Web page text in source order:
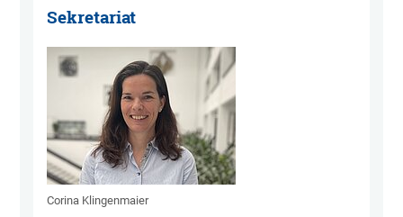
Sekretariat
Corina Klingenmaier